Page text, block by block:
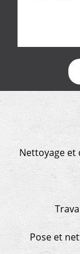
Nettoyage et
Pose et